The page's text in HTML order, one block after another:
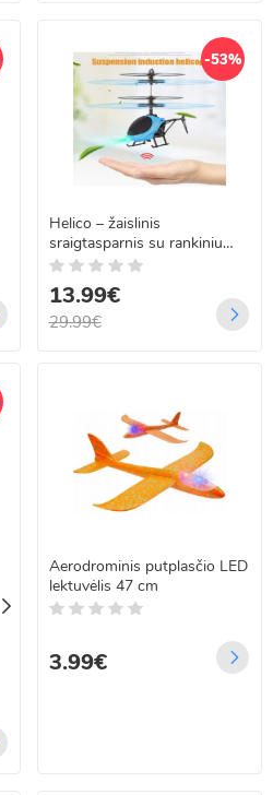
-53%
Helico – žaislinis
sraigtasparnis su rankiniu
valdymu
13.99€
29.99€
Aerodrominis putplasčio LED
lektuvėlis 47 cm
3.99€